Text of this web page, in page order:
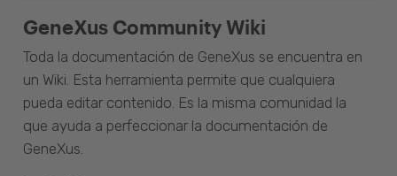
GeneXus Community Wiki
Toda la documentación de GeneXus se encuentra en
un Wiki. Esta herramienta permite que cualquiera
pueda editar contenido. Es la misma comunidad la
que ayuda a perfeccionar la documentación de
GeneXus.